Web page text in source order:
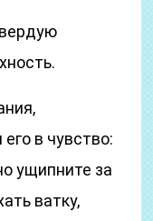
в чувство:
ущипните за
ватку,